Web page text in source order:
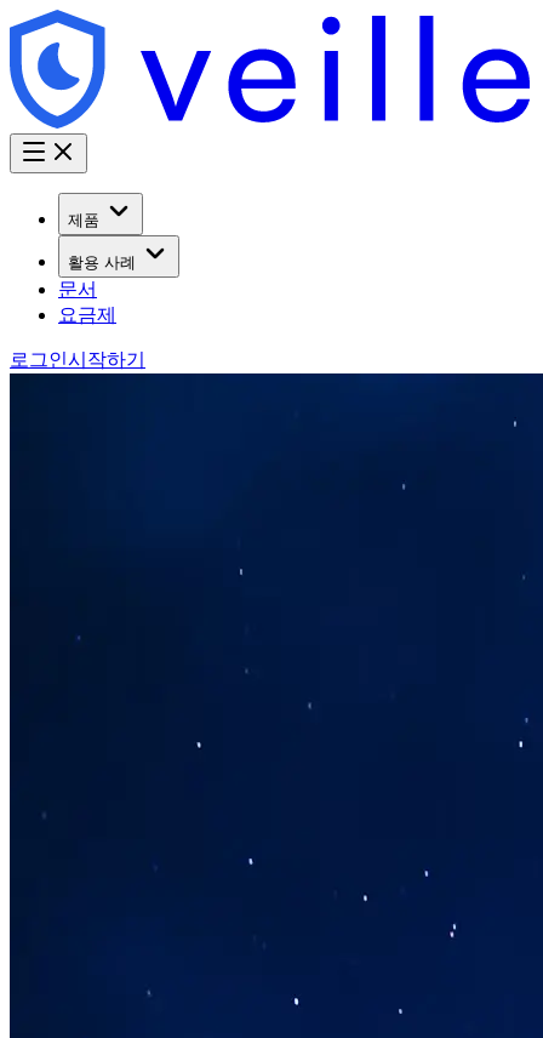
제품
활용 사례
문서
요금제
로그인시작하기